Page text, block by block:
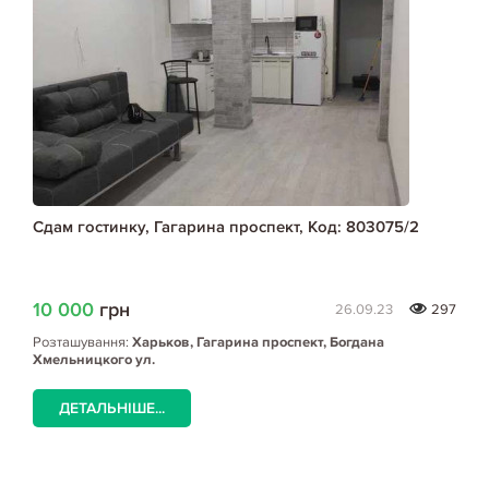
Сдам гостинку, Гагарина проспект, Код: 803075/2
10 000 грн 26.09.23
297
Розташування: Харьков, Гагарина проспект, Богдана
Хмельницкого ул.
ДЕТАЛЬНІШЕ...